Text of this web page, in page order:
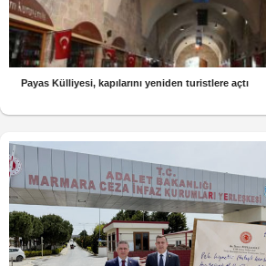
Payas Külliyesi, kapılarını yeniden turistlere açtı